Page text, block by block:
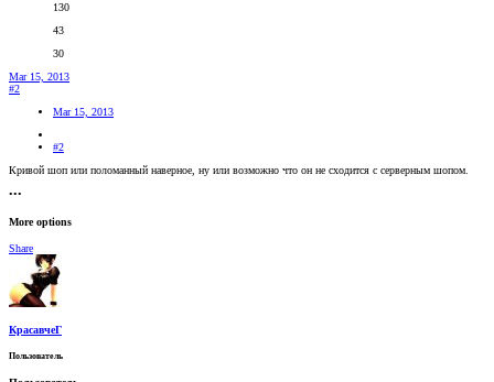
130
43
30
Mar 15, 2013
#2
Mar 15, 2013
#2
Кривой шоп или поломанный наверное, ну или возможно что он не сходится с серверным шопом.
•••
More options
Share
КрасавчеГ
Пользователь